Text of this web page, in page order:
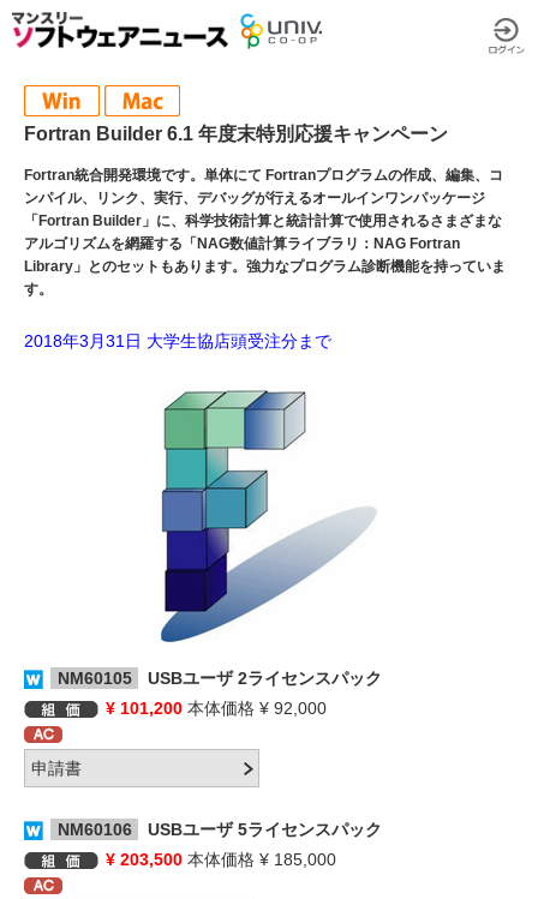
Fortran Builder 6.1 年度末特別応援キャンペーン
Fortran統合開発環境です。単体にて Fortranプログラムの作成、編集、コ
ンパイル、リンク、実行、デバッグが行えるオールインワンパッケージ
「Fortran Builder」に、科学技術計算と統計計算で使用されるさまざまな
アルゴリズムを網羅する「NAG数値計算ライブラリ：NAG Fortran
Library」とのセットもあります。強力なプログラム診断機能を持っていま
す。
2018年3月31日 大学生協店頭受注分まで
NM60105
USBユーザ 2ライセンスパック
¥ 101,200 本体価格 ¥ 92,000
NM60106
USBユーザ 5ライセンスパック
¥ 203,500 本体価格 ¥ 185,000